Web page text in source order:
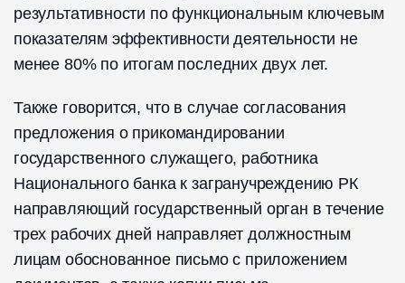
результативности по функциональным ключевым
показателям эффективности деятельности не
менее 80% по итогам последних двух лет.
Также говорится, что в случае согласования
предложения о прикомандировании
государственного служащего, работника
Национального банка к загранучреждению РК
направляющий государственный орган в течение
трех рабочих дней направляет должностным
лицам обоснованное письмо с приложением